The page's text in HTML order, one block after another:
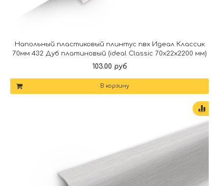
Напольный пластиковый плинтус пвх Идеал Классик
70мм 432 Дуб платиновый (ideal Classic 70х22х2200 мм)
103.00 руб
В корзину